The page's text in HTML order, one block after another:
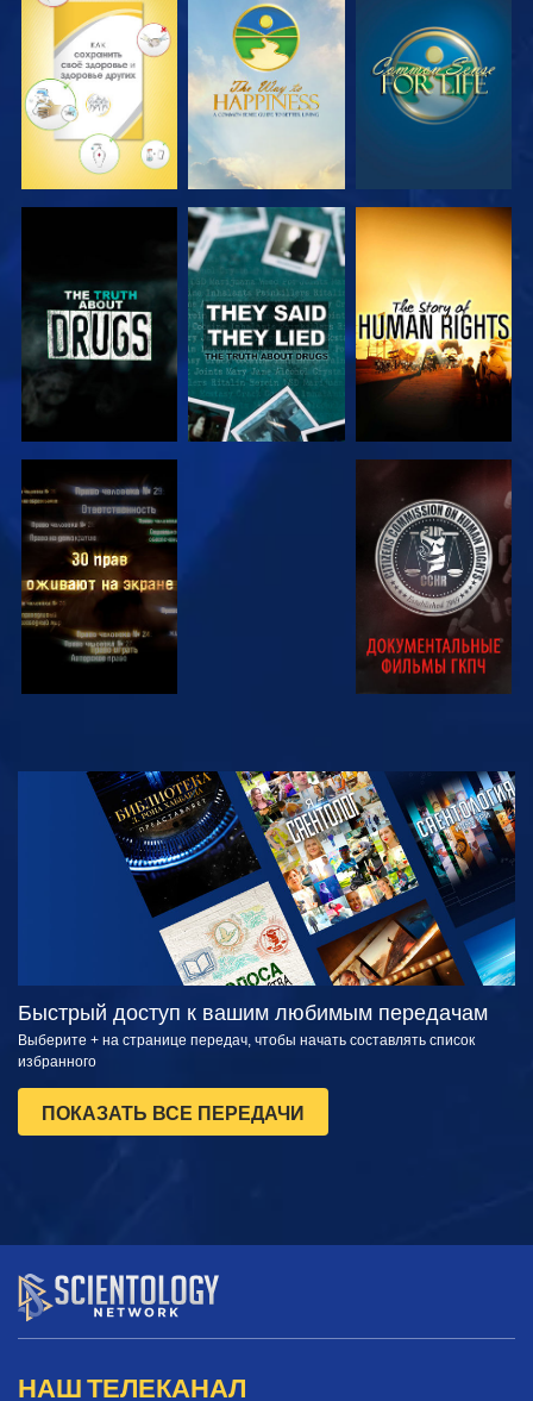
СМОТРЕТЬ СМОТРЕТЬ СМОТРЕТЬ
СМОТРЕТЬ СМОТРЕТЬ
СМОТРЕТЬ СМОТРЕТЬ
СМОТРЕТЬ
СМОТРЕТЬ
ПЕРЕДАЧИ
Быстрый доступ к вашим любимым передачам
Выберите + на странице передач, чтобы начать составлять список
избранного
ПОКАЗАТЬ ВСЕ ПЕРЕДАЧИ
НАШ ТЕЛЕКАНАЛ